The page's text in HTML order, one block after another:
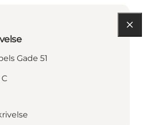
Gade 51